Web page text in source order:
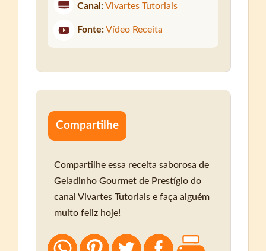
Canal: Vivartes Tutoriais
Fonte: Vídeo Receita
Compartilhe
Compartilhe essa receita saborosa de
Geladinho Gourmet de Prestígio do
canal Vivartes Tutoriais e faça alguém
muito feliz hoje!